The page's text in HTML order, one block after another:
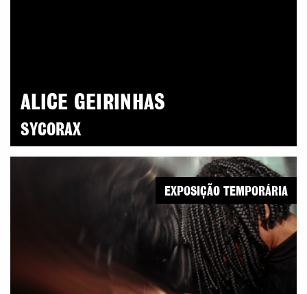
ALICE GEIRINHAS
SYCORAX
EXPOSIÇÃO TEMPORÁRIA